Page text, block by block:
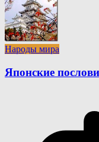
Народы мира
Японские